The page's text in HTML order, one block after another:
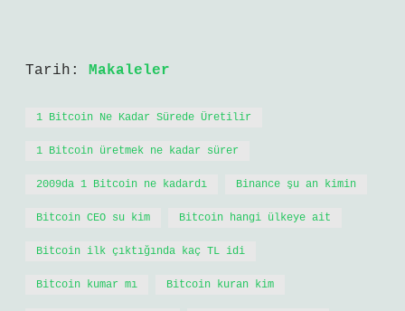
Tarih: Makaleler
1 Bitcoin Ne Kadar Sürede Üretilir
1 Bitcoin üretmek ne kadar sürer
2009da 1 Bitcoin ne kadardı Binance şu an kimin
Bitcoin CEO su kim Bitcoin hangi ülkeye ait
Bitcoin ilk çıktığında kaç TL idi
Bitcoin kumar mı Bitcoin kuran kim